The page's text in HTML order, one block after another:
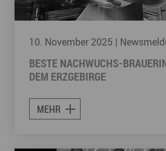
10. November 2025 |
BESTE NACHWUCHS-
DEM ERZGEBIRGE
MEHR